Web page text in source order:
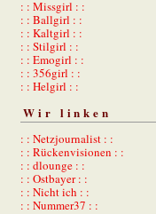
: : Missgirl : :
: : Ballgirl : :
: : Kaltgirl : :
: : Stilgirl : :
: : Emogirl : :
: : 356girl : :
: : Helgirl : :
Wir linken
: : Netzjournalist : :
: : Rückenvisionen : :
: : dlounge : :
: : Ostbayer : :
: : Nicht ich : :
: : Nummer37 : :